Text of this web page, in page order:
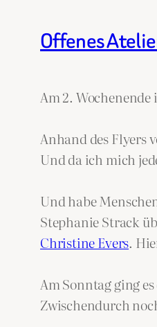
Offenes
Am 2.
Anhand des Flyers
Und da ich mich
Und habe
Stephanie Strack
Christine Evers.
Am Sonntag ging
Zwischendurch